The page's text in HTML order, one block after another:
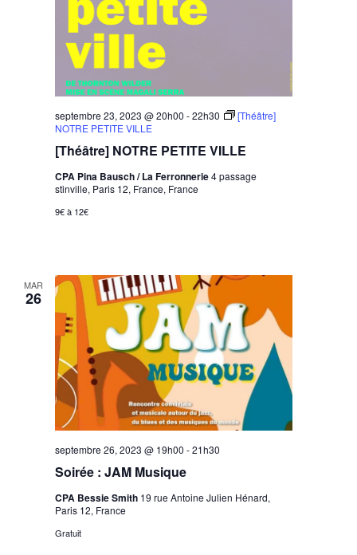
[Théâtre] NOTRE PETITE VILLE
septembre 23, 2023 @ 20h00 -22h30
[Théâtre]
NOTRE PETITE VILLE
CPA Pina Bausch / La Ferronnerie4 passage
stinville, Paris 12, France, France
9€ à 12€
MAR
26
Soirée : JAM Musique
septembre 26, 2023 @ 19h00 -21h30
CPA Bessie Smith 19 rue Antoine Julien Hénard,
Paris 12, France
Gratuit